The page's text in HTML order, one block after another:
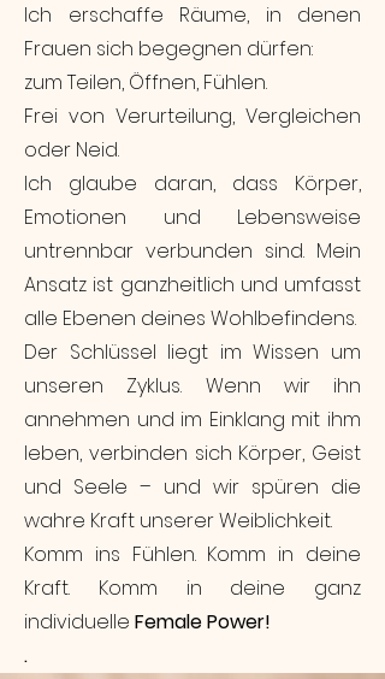
Ich erschaffe Räume, in denen
Frauen sich begegnen dürfen:
zum Teilen, Öffnen, Fühlen.
Frei von Verurteilung, Vergleichen
oder Neid.
Ich glaube daran, dass Körper,
Emotionen und Lebensweise
untrennbar verbunden sind. Mein
Ansatz ist ganzheitlich und umfasst
alle Ebenen deines Wohlbefindens.
Der Schlüssel liegt im Wissen um
unseren Zyklus. Wenn wir ihn
annehmen und im Einklang mit ihm
leben, verbinden sich Körper, Geist
und Seele – und wir spüren die
wahre Kraft unserer Weiblichkeit.
Komm ins Fühlen. Komm in deine
Kraft. Komm in deine ganz
individuelle Female Power!
.